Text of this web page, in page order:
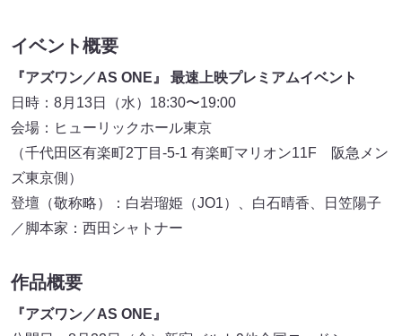
イベント概要
『アズワン／AS ONE』 最速上映プレミアムイベント
日時：8月13日（水）18:30〜19:00
会場：ヒューリックホール東京
（千代田区有楽町2丁目-5-1 有楽町マリオン11F 阪急メン
ズ東京側）
登壇（敬称略）：白岩瑠姫（JO1）、白石晴香、日笠陽子
／脚本家：西田シャトナー
作品概要
『アズワン／AS ONE』